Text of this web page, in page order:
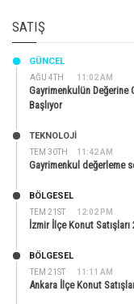
SATIŞ
AĞU 4TH 11:02 AM
GÜNCEL
Gayrimenkulün Değerine
Başlıyor
TEM 30TH 11:42 AM
TEKNOLOJİ
Gayrimenkul değerleme
TEM 21ST 12:02 PM
BÖLGESEL
İzmir İlçe Konut Satışları
TEM 21ST 11:11 AM
BÖLGESEL
Ankara İlçe Konut